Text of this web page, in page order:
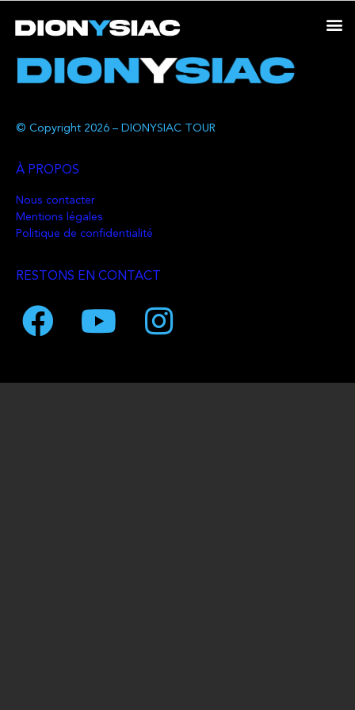
© Copyright 2026 – DIONYSIAC TOUR
À PROPOS
Nous contacter
Mentions légales
Politique de confidentialité
RESTONS EN CONTACT